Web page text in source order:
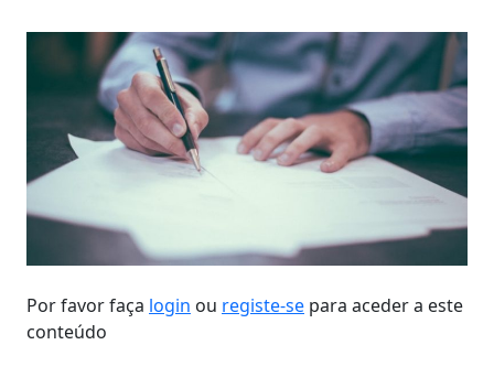
Por favor faça login ou registe-se para aceder a este
conteúdo